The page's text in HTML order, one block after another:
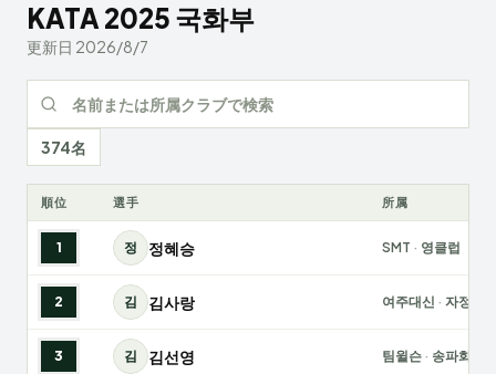
KATA 2025 국화부
更新日 2026/8/7
ランキング検索
374名
順位 選手 所属
1 정 정혜승 SMT · 영클럽
2 김 김사랑 여주대신 · 자정회
3 김 김선영 팀윌슨 · 송파화목